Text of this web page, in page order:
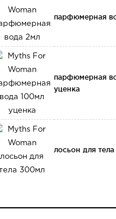
парфюмерная
парфюмерная
уценка
лосьон для